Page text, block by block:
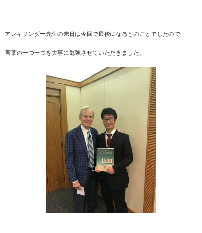
アレキサンダー先生の来日は今回で最後になるとのことでしたので
言葉の一つ一つを大事に勉強させていただきました。